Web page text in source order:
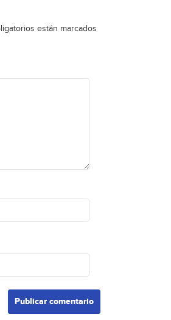
están marcados